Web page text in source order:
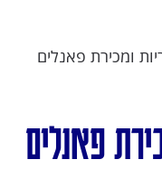
ומכירת פאנלים
פאנלים